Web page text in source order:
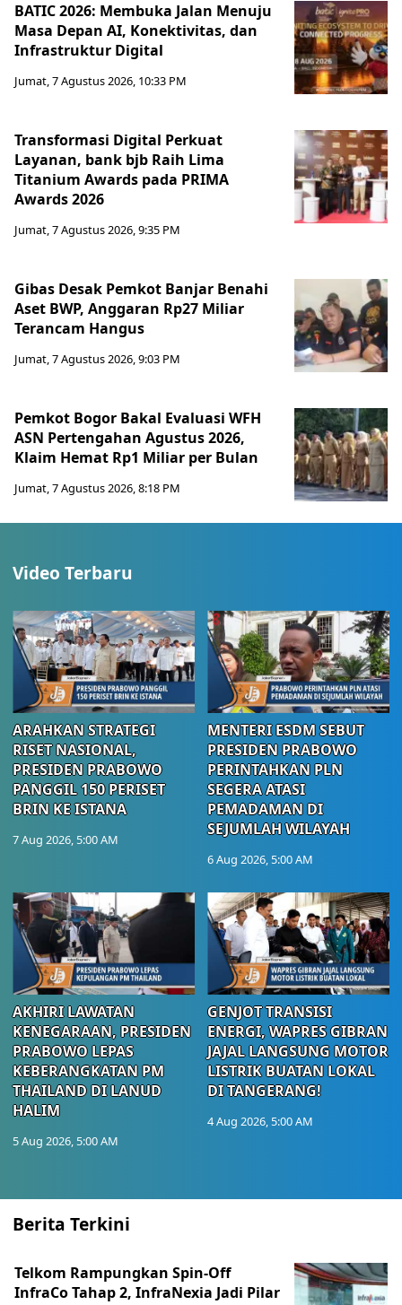
BATIC 2026: Membuka Jalan Menuju
Masa Depan AI, Konektivitas, dan
Infrastruktur Digital
Jumat, 7 Agustus 2026, 10:33 PM
Transformasi Digital Perkuat
Layanan, bank bjb Raih Lima
Titanium Awards pada PRIMA
Awards 2026
Jumat, 7 Agustus 2026, 9:35 PM
Gibas Desak Pemkot Banjar Benahi
Aset BWP, Anggaran Rp27 Miliar
Terancam Hangus
Jumat, 7 Agustus 2026, 9:03 PM
Pemkot Bogor Bakal Evaluasi WFH
ASN Pertengahan Agustus 2026,
Klaim Hemat Rp1 Miliar per Bulan
Jumat, 7 Agustus 2026, 8:18 PM
Video Terbaru
ARAHKAN STRATEGI
RISET NASIONAL,
PRESIDEN PRABOWO
PANGGIL 150 PERISET
BRIN KE ISTANA
7 Aug 2026, 5:00 AM
MENTERI ESDM SEBUT
PRESIDEN PRABOWO
PERINTAHKAN PLN
SEGERA ATASI
PEMADAMAN DI
SEJUMLAH WILAYAH
6 Aug 2026, 5:00 AM
AKHIRI LAWATAN
KENEGARAAN, PRESIDEN
PRABOWO LEPAS
KEBERANGKATAN PM
THAILAND DI LANUD
HALIM
5 Aug 2026, 5:00 AM
GENJOT TRANSISI
ENERGI, WAPRES GIBRAN
JAJAL LANGSUNG MOTOR
LISTRIK BUATAN LOKAL
DI TANGERANG!
4 Aug 2026, 5:00 AM
Berita Terkini
Telkom Rampungkan Spin-Off
InfraCo Tahap 2, InfraNexia Jadi Pilar